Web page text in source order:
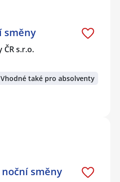
směny
ČR s.r.o.
Vhodné také pro absolventy
směny